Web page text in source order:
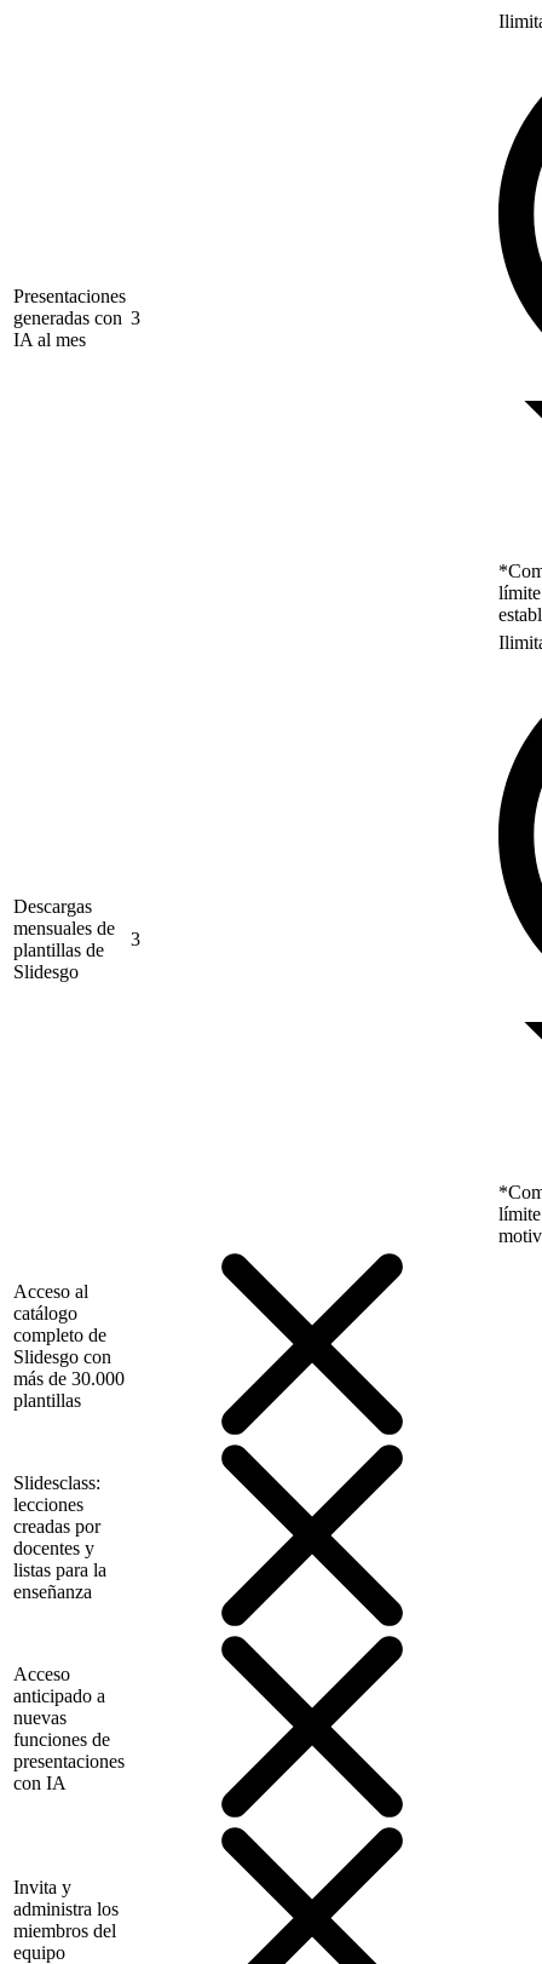
Presentaciones
generadas con
IA al mes
3
Descargas
mensuales de
plantillas de
Slidesgo
3
límite
Acceso al
catálogo
completo de
Slidesgo con
más de 30.000
plantillas
Slidesclass:
lecciones
creadas por
docentes y
listas para la
enseñanza
Acceso
anticipado a
nuevas
funciones de
presentaciones
con IA
Invita y
administra los
miembros del
equipo